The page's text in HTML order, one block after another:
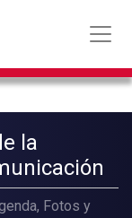
la
Fotos y